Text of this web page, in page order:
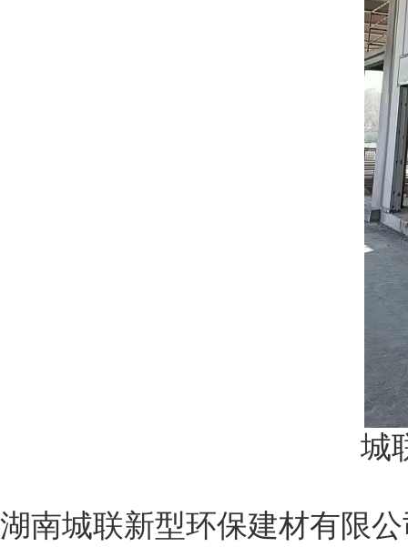
城
湖南城联新型环保建材有限